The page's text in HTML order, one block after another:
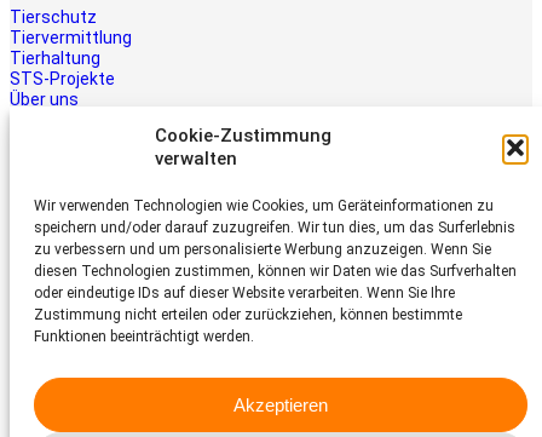
Cookie-Zustimmung
verwalten
Wir verwenden Technologien wie Cookies, um Geräteinformationen zu
speichern und/oder darauf zuzugreifen. Wir tun dies, um das Surferlebnis
zu verbessern und um personalisierte Werbung anzuzeigen. Wenn Sie
diesen Technologien zustimmen, können wir Daten wie das Surfverhalten
oder eindeutige IDs auf dieser Website verarbeiten. Wenn Sie Ihre
Zustimmung nicht erteilen oder zurückziehen, können bestimmte
Funktionen beeinträchtigt werden.
Akzeptieren
Tierschutz
Tiervermittlung
Tierhaltung
STS-Projekte
Über uns
Tiere brauchen Hilfe – auch Ihre.
Unterstützen Sie die Arbeit des
Schweizer Tierschutz STS.
Jetzt spenden
Schweizer Tierschutz STS
CH-4053 Basel